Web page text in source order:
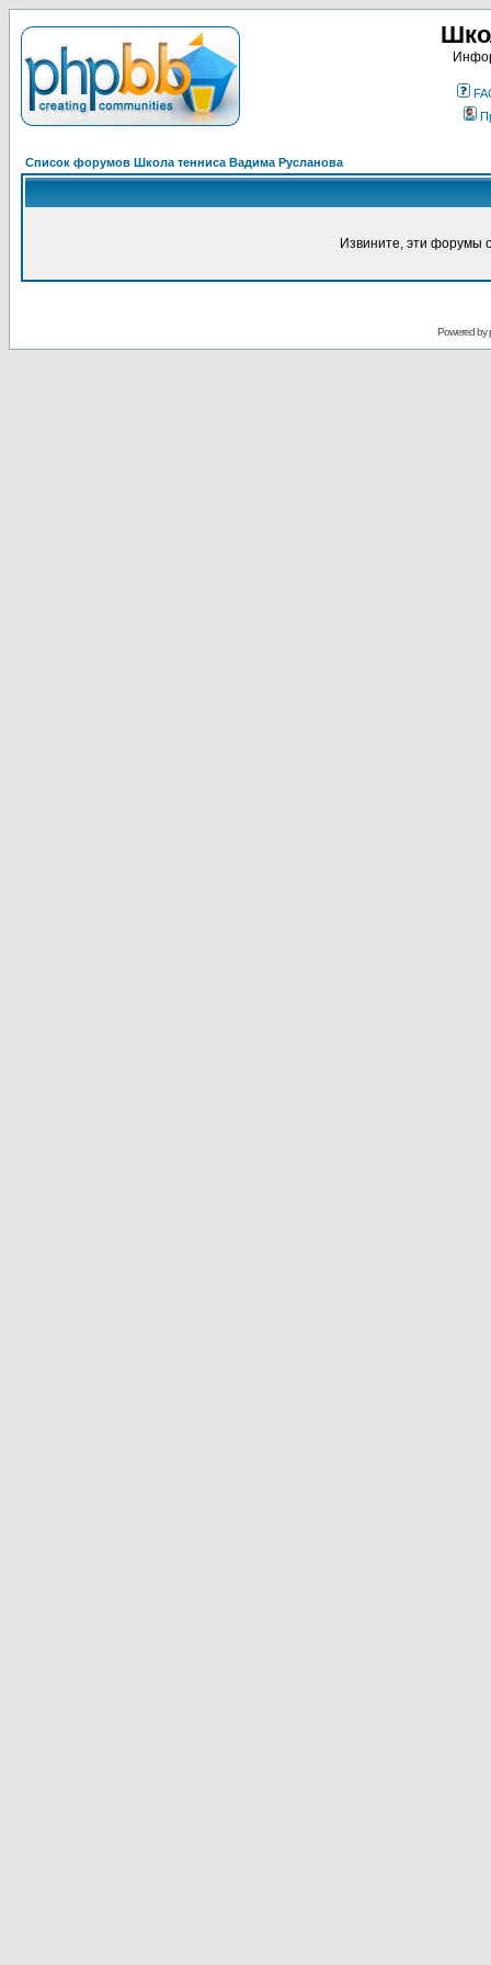
Список форумов Школа тенниса Вадима Русланова
Извините, эти форумы
Powered by